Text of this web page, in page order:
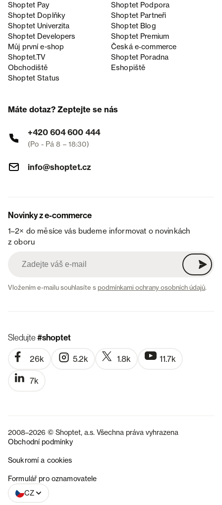
Shoptet Pay
Shoptet Podpora
Shoptet Doplňky
Shoptet Partneři
Shoptet Univerzita
Shoptet Blog
Shoptet Developers
Shoptet Premium
Můj první e-shop
Česká e‑commerce
Shoptet.TV
Shoptet Poradna
Obchodiště
Eshopiště
Shoptet Status
Máte dotaz? Zeptejte se nás
+420 604 600 444
(Po - Pá 8 – 18:30)
info@shoptet.cz
Novinky z e-commerce
1–2× do měsíce vás budeme informovat o novinkách
z oboru
Vložením e-mailu souhlasíte spodmínkami ochrany osobních údajů.
Sledujte#shoptet
26k 5.2k 1.8k 11.7k
7k
2008–2026 © Shoptet, a.s. Všechna práva vyhrazena
Obchodní podmínky
Soukromí a cookies
Formulář pro oznamovatele
CZ